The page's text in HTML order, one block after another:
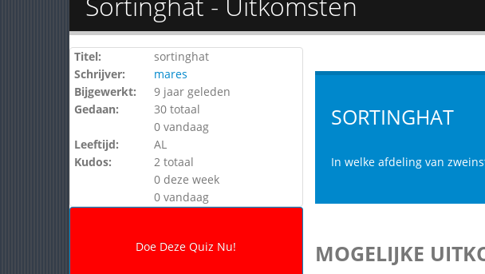
Titel:
sortinghat
Schrijver:
mares
Bijgewerkt:
9 jaar geleden
Gedaan:
30 totaal
0 vandaag
Leeftijd:
AL
Kudos:
2 totaal
0 deze week
0 vandaag
SORTINGHAT
In welke afdeling van
MOGELIJKE